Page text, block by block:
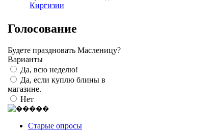
Киргизии
Голосование
Будете праздновать Масленицу?
Варианты
Да, всю неделю!
Да, если куплю блины в
магазине.
Нет
Старые опросы